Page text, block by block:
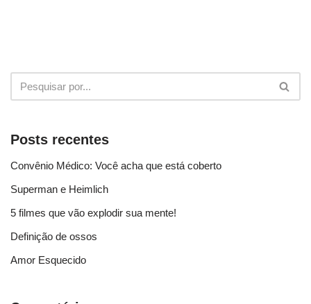
Posts recentes
Convênio Médico: Você acha que está coberto
Superman e Heimlich
5 filmes que vão explodir sua mente!
Definição de ossos
Amor Esquecido